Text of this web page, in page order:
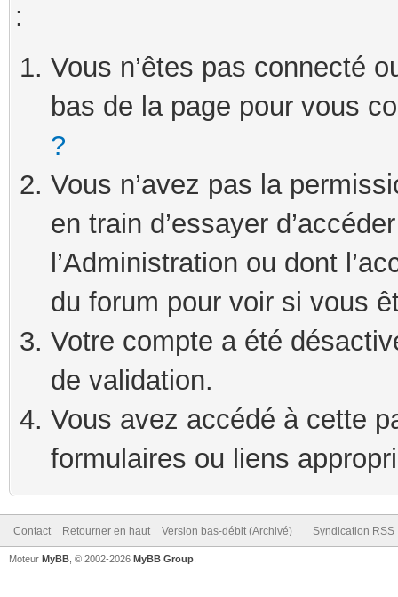
:
Vous n’êtes pas connecté
bas de la page pour vous
?
Vous n’avez pas la
en train d’essayer
l’Administration ou dont
du forum pour voir si vous
Votre compte a été
de validation.
Vous avez accédé à cette
formulaires ou liens
Contact Retourner en haut Version bas-débit (Archivé) Syndication RSS
Moteur MyBB , © 2002-2026 MyBB Group